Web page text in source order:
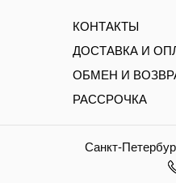
КОНТАКТЫ
ДОСТАВКА И
ОБМЕН И
РАССРОЧКА
Санкт-